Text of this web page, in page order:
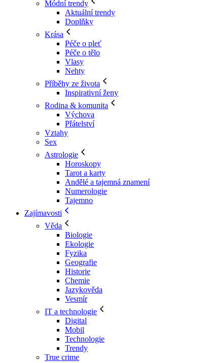
Módní trendy
Aktuální trendy
Doplňky
Krása
Péče o pleť
Péče o tělo
Vlasy
Nehty
Příběhy ze života
Inspirativní ženy
Rodina & komunita
Výchova
Přátelství
Vztahy
Sex
Astrologie
Horoskopy
Tarot a karty
Andělé a tajemná znamení
Numerologie
Tajemno
Zajímavosti
Věda
Biologie
Ekologie
Fyzika
Geografie
Historie
Chemie
Jazykověda
Vesmír
IT a technologie
Digital
Mobil
Technologie
Trendy
True crime